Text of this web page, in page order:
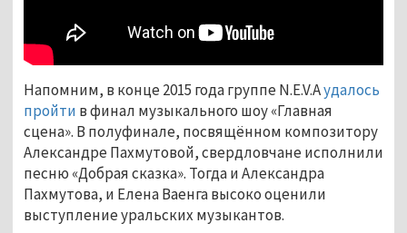
Напомним, в конце 2015 года группе N.E.V.Aудалось
пройти в финал музыкального шоу «Главная
сцена». В полуфинале, посвящённом композитору
Александре Пахмутовой, свердловчане исполнили
песню «Добрая сказка». Тогда и Александра
Пахмутова, и Елена Ваенга высоко оценили
выступление уральских музыкантов.